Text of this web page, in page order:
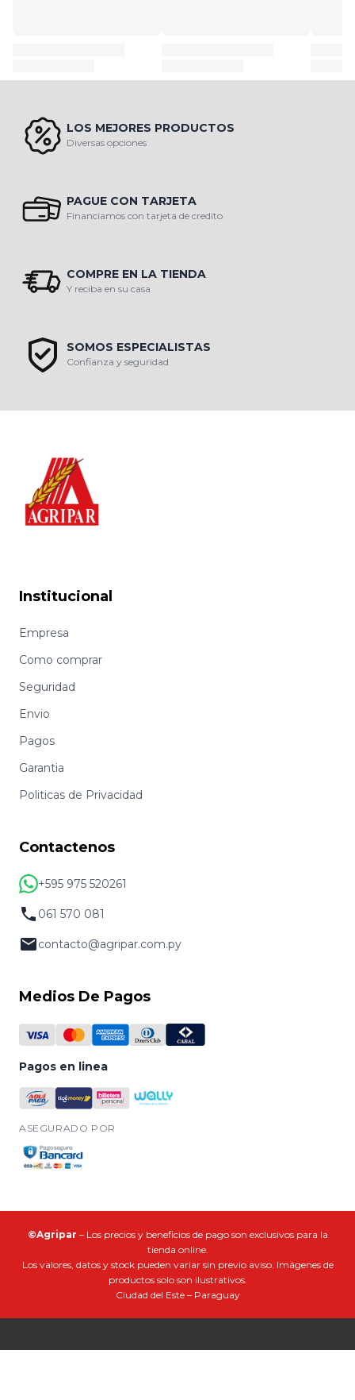
LOS MEJORES PRODUCTOS
Diversas opciones
PAGUE CON TARJETA
Financiamos con tarjeta de credito
COMPRE EN LA TIENDA
Y reciba en su casa
SOMOS ESPECIALISTAS
Confianza y seguridad
Institucional
Empresa
Como comprar
Seguridad
Envio
Pagos
Garantia
Politicas de Privacidad
Contactenos
+595 975 520261
061 570 081
contacto@agripar.com.py
Medios De Pagos
Pagos en linea
ASEGURADO POR
©Agripar – Los precios y beneficios de pago son exclusivos para la
tienda online.
Los valores, datos y stock pueden variar sin previo aviso. Imágenes de
productos solo son ilustrativos.
Ciudad del Este – Paraguay